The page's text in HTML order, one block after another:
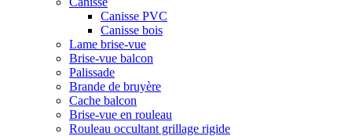
Canisse PVC
Canisse bois
Lame brise-vue
Brise-vue balcon
Palissade
Brande de bruyère
Cache balcon
Brise-vue en rouleau
Rouleau occultant grillage rigide